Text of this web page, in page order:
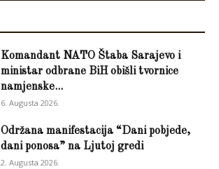
Komandant NATO Štaba Sarajevo i
ministar odbrane BiH obišli tvornice
namjenske...
6. Augusta 2026.
Održana manifestacija “Dani pobjede,
dani ponosa” na Ljutoj gredi
2. Augusta 2026.